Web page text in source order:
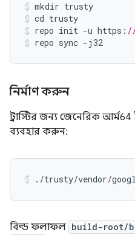
mkdir trusty
cd trusty
repo init -u https :
repo sync - j32
নির্মাণ করুন
ট্রাস্টির জন্য জেনেরিক
ব্যবহার করুন:
বিল্ড ফলাফল build-root/